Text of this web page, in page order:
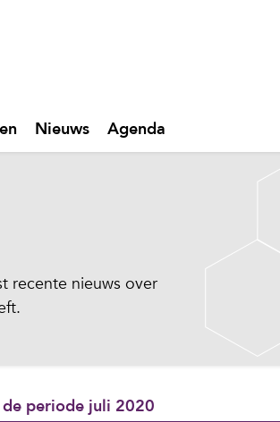
Nieuws Agenda
recente nieuws over
periode juli 2020